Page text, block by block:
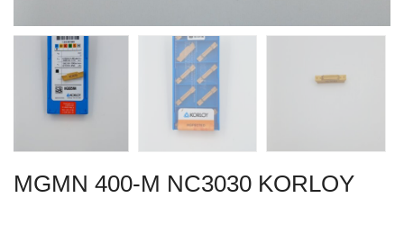
MGMN 400-M NC3030 KORLOY